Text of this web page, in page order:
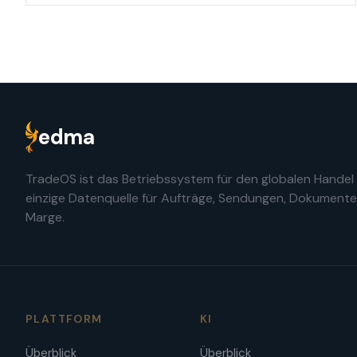
edma
TradeOS ist das Betriebssystem für den globalen
einzige Datenquelle für Aufträge, Sendungen,
Marge.
PLATTFORM
Überblick
KI
Überblick